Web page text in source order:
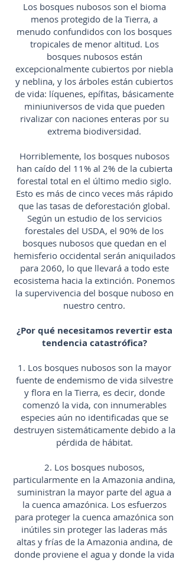
Los bosques nubosos son el bioma
menos protegido de la Tierra, a
menudo confundidos con los bosques
tropicales de menor altitud. Los
bosques nubosos están
excepcionalmente cubiertos por niebla
y neblina, y los árboles están cubiertos
de vida: líquenes, epífitas, básicamente
miniuniversos de vida que pueden
rivalizar con naciones enteras por su
extrema biodiversidad.
Horriblemente, los bosques nubosos
han caído del 11% al 2% de la cubierta
forestal total en el último medio siglo.
Esto es más de cinco veces más rápido
que las tasas de deforestación global.
Según un estudio de los servicios
forestales del USDA, el 90% de los
bosques nubosos que quedan en el
hemisferio occidental serán aniquilados
para 2060, lo que llevará a todo este
ecosistema hacia la extinción. Ponemos
la supervivencia del bosque nuboso en
nuestro centro.
¿Por qué necesitamos revertir esta
tendencia catastrófica?
1. Los bosques nubosos son la mayor
fuente de endemismo de vida silvestre
y flora en la Tierra, es decir, donde
comenzó la vida, con innumerables
especies aún no identificadas que se
destruyen sistemáticamente debido a la
pérdida de hábitat.
2. Los bosques nubosos,
particularmente en la Amazonia andina,
suministran la mayor parte del agua a
la cuenca amazónica. Los esfuerzos
para proteger la cuenca amazónica son
inútiles sin proteger las laderas más
altas y frías de la Amazonia andina, de
donde proviene el agua y donde la vida